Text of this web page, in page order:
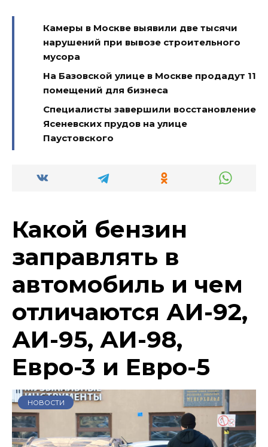
Камеры в Москве выявили две тысячи
нарушений при вывозе строительного
мусора
На Базовской улице в Москве продадут 11
помещений для бизнеса
Специалисты завершили восстановление
Ясеневских прудов на улице
Паустовского
Какой бензин
заправлять в
автомобиль и чем
отличаются АИ-92,
АИ-95, АИ-98,
Евро-3 и Евро-5
НОВОСТИ